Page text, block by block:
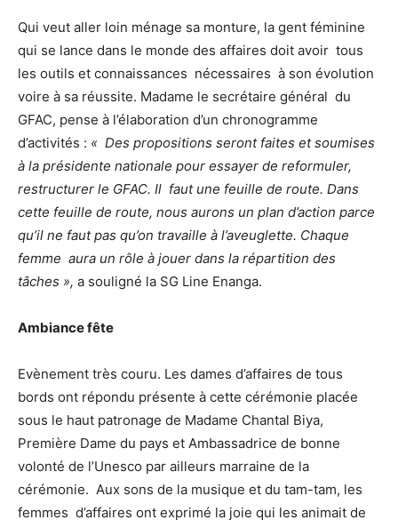
Qui veut aller loin ménage sa monture, la gent féminine
qui se lance dans le monde des affaires doit avoir tous
les outils et connaissances nécessaires à son évolution
voire à sa réussite. Madame le secrétaire général du
GFAC, pense à l’élaboration d’un chronogramme
d’activités : « Des propositions seront faites et soumises
à la présidente nationale pour essayer de reformuler,
restructurer le GFAC. Il faut une feuille de route. Dans
cette feuille de route, nous aurons un plan d’action parce
qu’il ne faut pas qu’on travaille à l’aveuglette. Chaque
femme aura un rôle à jouer dans la répartition des
tâches », a souligné la SG Line Enanga.
Ambiance fête
Evènement très couru. Les dames d’affaires de tous
bords ont répondu présente à cette cérémonie placée
sous le haut patronage de Madame Chantal Biya,
Première Dame du pays et Ambassadrice de bonne
volonté de l’Unesco par ailleurs marraine de la
cérémonie. Aux sons de la musique et du tam-tam, les
femmes d’affaires ont exprimé la joie qui les animait de